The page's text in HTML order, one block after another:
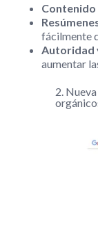
fácilmente
Autoridad
aumentar
2.